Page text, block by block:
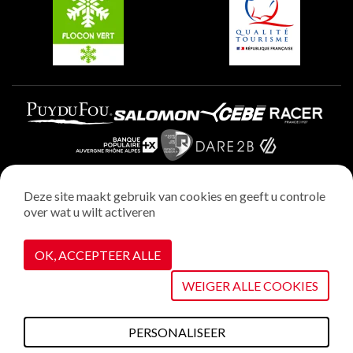
Plagne Aime 2000
Wettelijke vermeldingen
Privacybeleid
Realisatie : StudioJuillet
Cookiebeheer
Deze site maakt gebruik van cookies en geeft u controle
over wat u wilt activeren
OK, ACCEPTEER ALLE
WEIGER ALLE COOKIES
PERSONALISEER